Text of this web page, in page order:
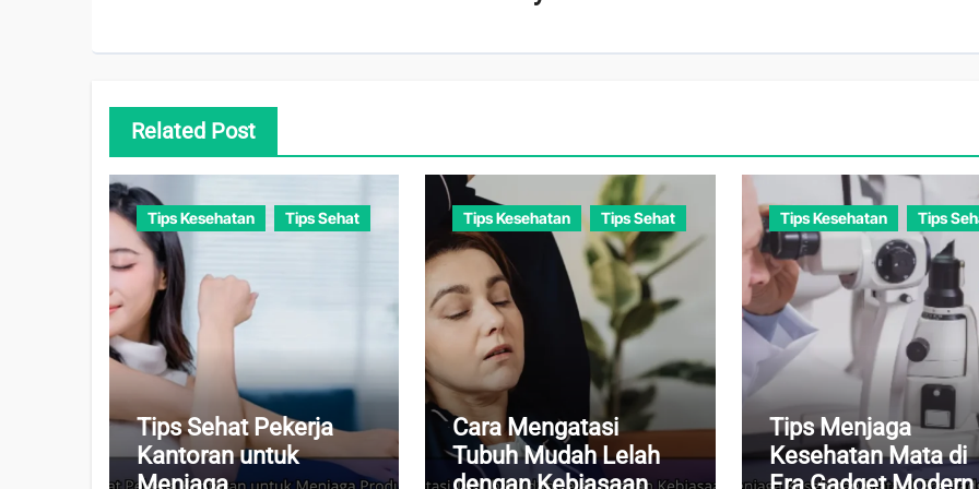
Related Post
Tips Kesehatan Tips Sehat
Tips Sehat Pekerja
Kantoran untuk
Tips Kesehatan Tips Sehat
Cara Mengatasi
Tubuh Mudah Lelah
Tips Kesehatan Tips
Tips Menjaga
Kesehatan Mata di